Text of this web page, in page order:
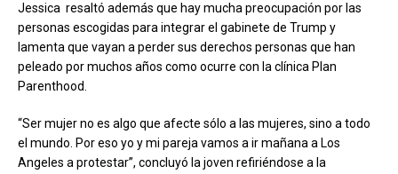
Jessica resaltó además que hay mucha preocupación por las
personas escogidas para integrar el gabinete de Trump y
lamenta que vayan a perder sus derechos personas que han
peleado por muchos años como ocurre con la clínica Plan
Parenthood.
“Ser mujer no es algo que afecte sólo a las mujeres, sino a todo
el mundo. Por eso yo y mi pareja vamos a ir mañana a Los
Angeles a protestar”, concluyó la joven refiriéndose a la